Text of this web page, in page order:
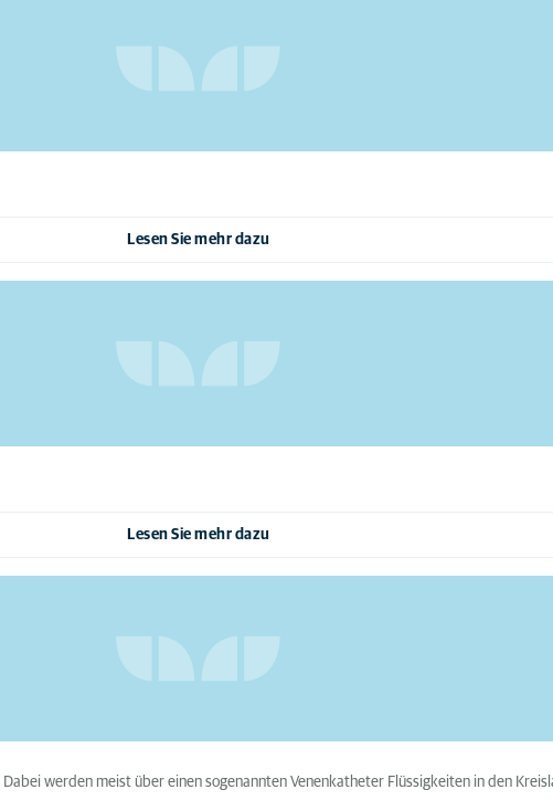
Lesen Sie mehr dazu
Lesen Sie mehr dazu
werden meist über einen sogenannten Venenkatheter Flüssigkeiten in den